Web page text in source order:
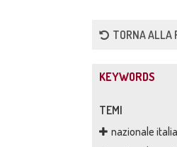
TORNA ALLA
KEYWORDS
TEMI
nazionale